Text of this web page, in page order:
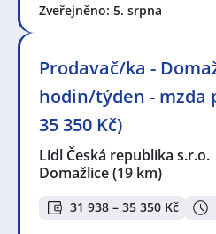
Zveřejněno: 5. srpna
Prodavač/ka -
hodin/týden - mzda
35 350 Kč)
Lidl Česká republika s.r.o.
Domažlice(19 km)
31 938 – 35 350 Kč